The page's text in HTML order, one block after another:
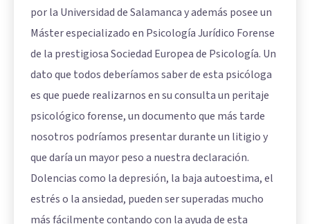
por la Universidad de Salamanca y además posee un
Máster especializado en Psicología Jurídico Forense
de la prestigiosa Sociedad Europea de Psicología. Un
dato que todos deberíamos saber de esta psicóloga
es que puede realizarnos en su consulta un peritaje
psicológico forense, un documento que más tarde
nosotros podríamos presentar durante un litigio y
que daría un mayor peso a nuestra declaración.
Dolencias como la depresión, la baja autoestima, el
estrés o la ansiedad, pueden ser superadas mucho
más fácilmente contando con la ayuda de esta